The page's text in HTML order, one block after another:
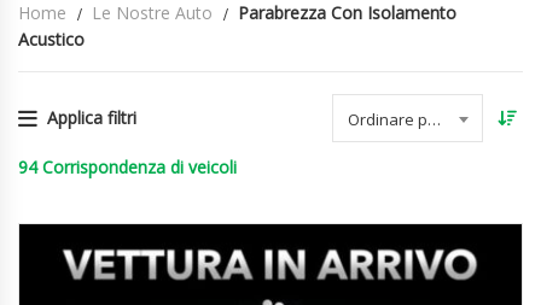
Home Le Nostre Auto
Parabrezza Con Isolamento
Acustico
Applica filtri Ordinare per data
94 Corrispondenza di veicoli